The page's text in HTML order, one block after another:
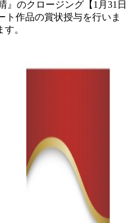
』のクロージング【1月31日
ト作品の賞状授与を行いま
。